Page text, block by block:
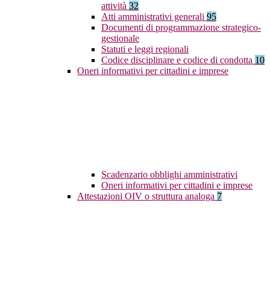
attività 32
Atti amministrativi generali 95
Documenti di programmazione strategico-
gestionale
Statuti e leggi regionali
Codice disciplinare e codice di condotta 10
Oneri informativi per cittadini e imprese
Scadenzario obblighi amministrativi
Oneri informativi per cittadini e imprese
Attestazioni OIV o struttura analoga 7